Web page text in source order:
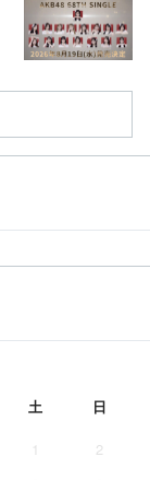
土 日
1
2